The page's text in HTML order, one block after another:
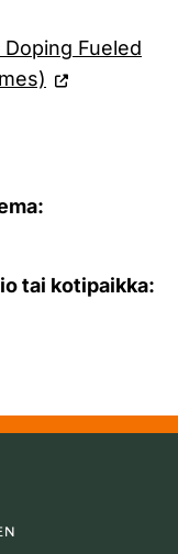
Fueled
tai kotipaikka: